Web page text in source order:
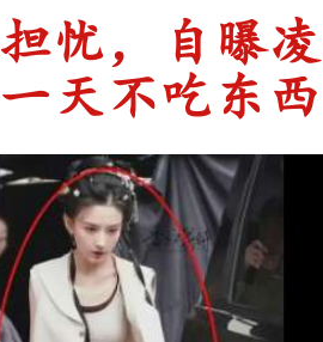
忧，自曝
天不吃东西